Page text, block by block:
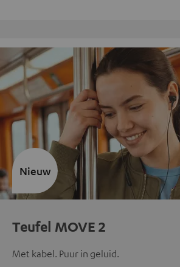
Teufel MOVE 2
Met kabel. Puur in geluid.
Nieuw